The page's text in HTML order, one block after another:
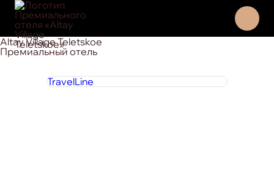
Altay Village Teletskoe
Премиальный отель
TravelLine